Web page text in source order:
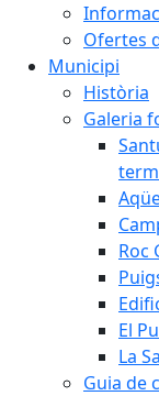
Ofertes
Municipi
Història
Galeria
Roc
El
La
Guia de